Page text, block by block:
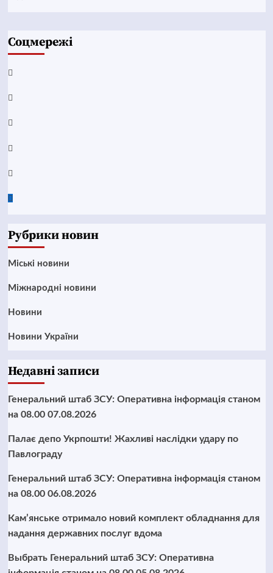
Соцмережі
Facebook
YouTube
Telegram
Instagram
Twitter
Google
Рубрики новин
Mіські новини
Міжнародні новини
Новини
Новини України
Недавні записи
Генеральний штаб ЗСУ: Оперативна інформація станом
на 08.00 07.08.2026
Палає депо Укрпошти! Жахливі наслідки удару по
Павлограду
Генеральний штаб ЗСУ: Оперативна інформація станом
на 08.00 06.08.2026
Кам’янське отримало новий комплект обладнання для
надання державних послуг вдома
Выбрать Генеральний штаб ЗСУ: Оперативна